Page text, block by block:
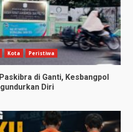
Kota Peristiwa
di Ganti, Kesbangpol
Diri